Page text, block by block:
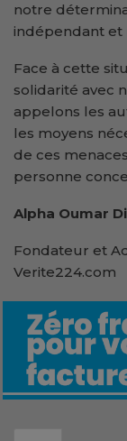
notre
indépendant et
Face à cette
solidarité avec
appelons les
les moyens
de ces
personne
Alpha Oumar
Fondateur et
Verite224.com